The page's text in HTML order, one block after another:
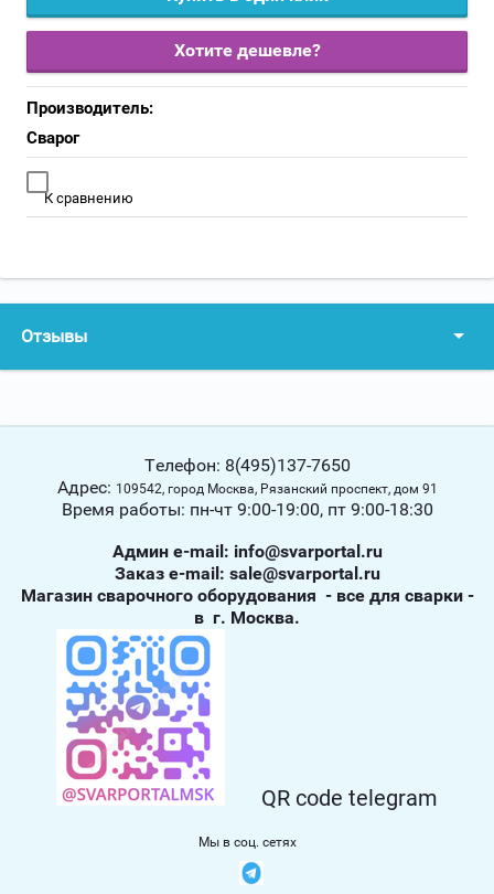
Хотите дешевле?
Производитель:
Сварог
К сравнению
Отзывы
Телефон: 8(495)137-7650
Адрес: 109542, город Москва, Рязанский проспект, дом 91
Время работы: пн-чт 9:00-19:00, пт 9:00-18:30
Админ е-mail: info@svarportal.ru
Заказ е-mail: sale@svarportal.ru
Магазин сварочного оборудования - все для сварки -
в г. Москва.
QR code telegram
Мы в соц. сетях